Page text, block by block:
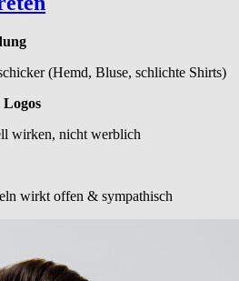
(Hemd, Bluse, schlichte Shirts)
wirken, nicht werblich
wirkt offen & sympathisch